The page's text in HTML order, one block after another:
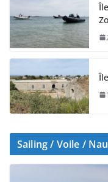
Sailing / Voile /